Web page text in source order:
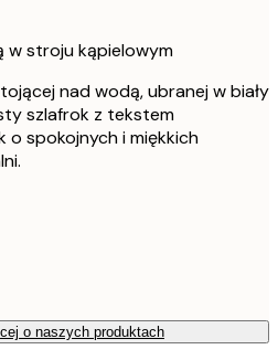
w stroju kąpielowym
nad wodą, ubranej w biały
szlafrok z tekstem
o spokojnych i miękkich
o naszych produktach